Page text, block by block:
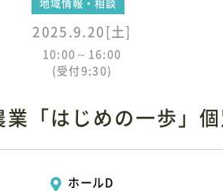
地域情報・相談
2025.9.20[土]
10:00～16:00
(受付9:30)
業「はじめの一歩」
ホールD